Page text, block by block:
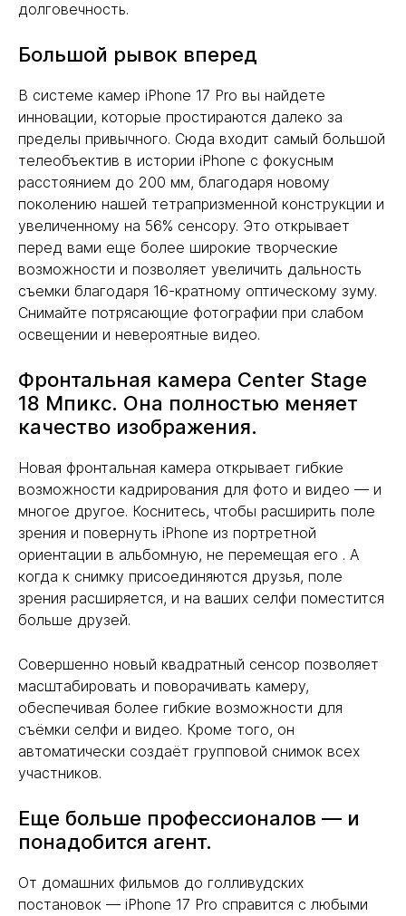
долговечность.
Большой рывок вперед
В системе камер iPhone 17 Pro вы найдете
инновации, которые простираются далеко за
пределы привычного. Сюда входит самый большой
телеобъектив в истории iPhone с фокусным
расстоянием до 200 мм, благодаря новому
поколению нашей тетрапризменной конструкции и
увеличенному на 56% сенсору. Это открывает
перед вами еще более широкие творческие
возможности и позволяет увеличить дальность
съемки благодаря 16-кратному оптическому зуму.
Снимайте потрясающие фотографии при слабом
освещении и невероятные видео.
Фронтальная камера Center Stage
18 Мпикс. Она полностью меняет
качество изображения.
Новая фронтальная камера открывает гибкие
возможности кадрирования для фото и видео — и
многое другое. Коснитесь, чтобы расширить поле
зрения и повернуть iPhone из портретной
ориентации в альбомную, не перемещая его . А
когда к снимку присоединяются друзья, поле
зрения расширяется, и на ваших селфи поместится
больше друзей.
Совершенно новый квадратный сенсор позволяет
масштабировать и поворачивать камеру,
обеспечивая более гибкие возможности для
съёмки селфи и видео. Кроме того, он
автоматически создаёт групповой снимок всех
участников.
Еще больше профессионалов — и
понадобится агент.
От домашних фильмов до голливудских
постановок — iPhone 17 Pro справится с любыми